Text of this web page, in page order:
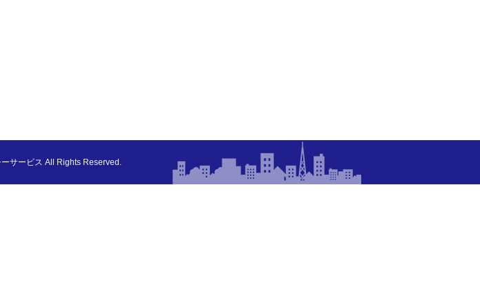
サービス All Rights Reserved.